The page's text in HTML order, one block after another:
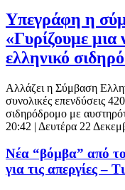
Υπεγράφη η
«Γυρίζουμε μια
ελληνικό
Αλλάζει η Σύμβαση
συνολικές επενδύσεις
σιδηρόδρομο με
20:42 | Δευτέρα 22
Νέα “βόμβα” από
για τις απεργίες –